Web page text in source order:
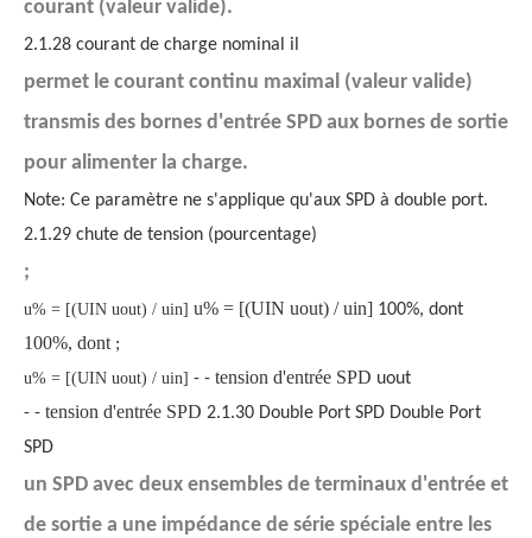
courant (valeur valide).
2.1.28 courant de charge nominal il
permet le courant continu maximal (valeur valide)
transmis des bornes d'entrée SPD aux bornes de sortie
pour alimenter la charge.
Note: Ce paramètre ne s'applique qu'aux SPD à double port.
2.1.29 chute de tension (pourcentage)
;
u% = [(UIN uout) / uin] u% = [(UIN uout) / uin] 100%, dont
100%, dont ;
u% = [(UIN uout) / uin] - - tension d'entrée SPD uout
- - tension d'entrée SPD 2.1.30 Double Port SPD Double Port
SPD
un SPD avec deux ensembles de terminaux d'entrée et
de sortie a une impédance de série spéciale entre les